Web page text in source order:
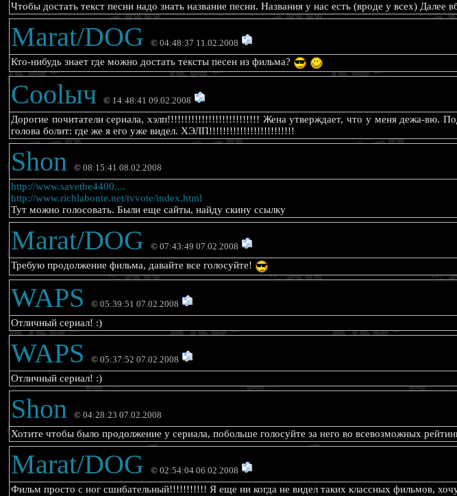
Чтобы достать текст песни надо знать название песни. Названия у нас есть (вроде у всех)
Marat/DOG © 04:48:37 11.02.2008
Кто-нибудь знает где можно достать тексты песен из фильма?
Coolыч © 14:48:41 09.02.2008
Дорогие почитатели сериала, хэлп!!!!!!!!!!!!!!!!!!!!!!!!!!! Жена утверждает, что у меня дежа-вю.
голова болит: где же я его уже видел. ХЭЛП!!!!!!!!!!!!!!!!!!!!!!!!!
Shon © 08:15:41 08.02.2008
http://www.savethe4400....
http://www.richlabonte.net/tvvote/index.html
Тут можно голосовать. Были еще сайты, найду скину ссылку
Marat/DOG © 07:43:49 07.02.2008
Требую продолжение фильма, давайте все голосуйте!
WAPS © 05:39:51 07.02.2008
Отличный сериал! :)
WAPS © 05:37:52 07.02.2008
Отличный сериал! :)
Shon © 04:28:23 07.02.2008
Хотите чтобы было продолжение у сериала, побольше голосуйте за него во всевозможных
Marat/DOG © 02:54:04 06.02.2008
Фильм просто с ног сшибательный!!!!!!!!!!! Я еще ни когда не видел таких классных фильмов,